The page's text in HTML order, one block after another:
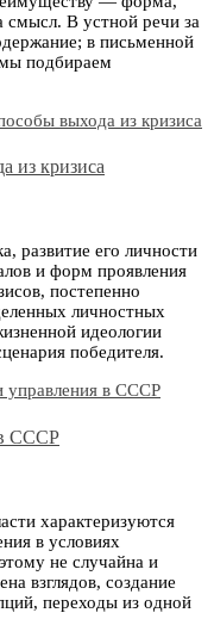
смысл. В устной речи за
в письменной
подбираем
из кризиса
развитие его личности
и форм проявления
постепенно
личностных
идеологии
победителя.
в СССР
характеризуются
в условиях
не случайна и
взглядов, создание
переходы из одной